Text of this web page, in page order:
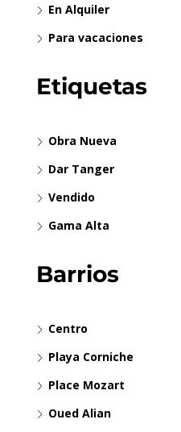
En Alquiler
Para vacaciones
Etiquetas
Obra Nueva
Dar Tanger
Vendido
Gama Alta
Barrios
Centro
Playa Corniche
Place Mozart
Oued Alian